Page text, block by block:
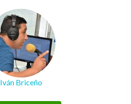
Iván Briceño